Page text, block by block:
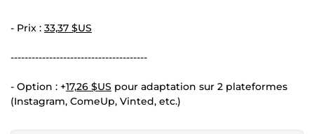
- Prix : 33,37 $US
---------------------------------------
- Option : +17,26 $US pour adaptation sur 2 plateformes
(Instagram, ComeUp, Vinted, etc.)